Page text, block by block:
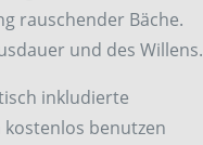
rauschender Bäche.
und des Willens.
inkludierte
benutzen